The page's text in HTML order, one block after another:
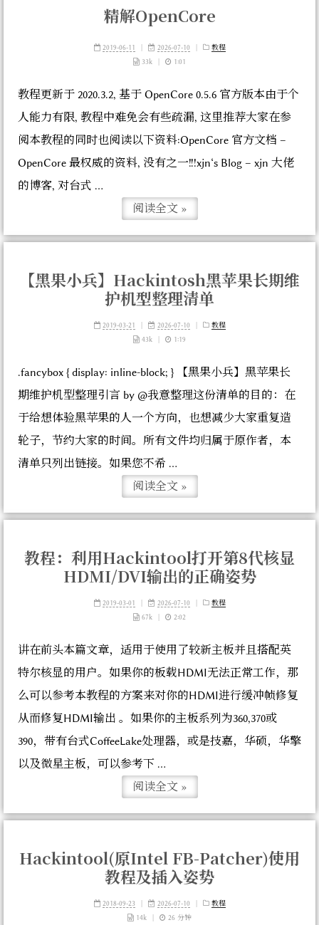
精解OpenCore
2019-06-11 2026-07-10
教程
33k
1:01
教程更新于 2020.3.2, 基于 OpenCore 0.5.6 官方版本由于个
人能力有限, 教程中难免会有些疏漏, 这里推荐大家在参
阅本教程的同时也阅读以下资料:OpenCore 官方文档 –
OpenCore 最权威的资料, 没有之一!!!xjn‘s Blog – xjn 大佬
的博客, 对台式 ...
阅读全文 »
【黑果小兵】Hackintosh黑苹果长期维
护机型整理清单
2019-03-21 2026-07-10
教程
43k
1:19
.fancybox { display: inline-block; } 【黑果小兵】黑苹果长
期维护机型整理引言 by @我意整理这份清单的目的：在
于给想体验黑苹果的人一个方向，也想减少大家重复造
轮子，节约大家的时间。所有文件均归属于原作者，本
清单只列出链接。如果您不希 ...
阅读全文 »
教程：利用Hackintool打开第8代核显
HDMI/DVI输出的正确姿势
2019-03-01 2026-07-10
教程
67k
2:02
讲在前头本篇文章，适用于使用了较新主板并且搭配英
特尔核显的用户。如果你的板载HDMI无法正常工作，那
么可以参考本教程的方案来对你的HDMI进行缓冲帧修复
从而修复HDMI输出 。如果你的主板系列为360,370或
390，带有台式CoffeeLake处理器，或是技嘉，华硕，华擎
以及微星主板，可以参考下 ...
阅读全文 »
Hackintool(原Intel FB-Patcher)使用
教程及插入姿势
2018-09-23 2026-07-10
教程
14k
26 分钟